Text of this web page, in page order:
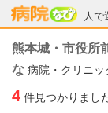
人で
病院
熊本城・市役所
な 病院・クリニッ
4 件見つかりまし